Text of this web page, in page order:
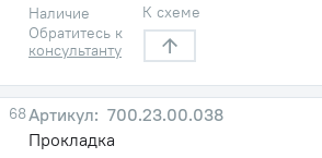
Наличие
Обратитесь к
консультанту
К схеме
68
700.23.00.038
Прокладка